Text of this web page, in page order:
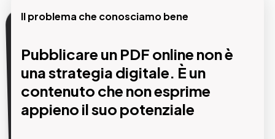
Uno sfogliatore digitale che
trasforma ogni edizione in un
touchpoint facilmente fruibile,
misurabile e monetizzabile.
Il problema che conosciamo bene
Pubblicare un PDF online non è
una strategia digitale. È un
contenuto che non esprime
appieno il suo potenziale